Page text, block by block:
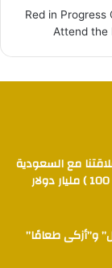
Red in
Attend the
مع السعودية
و”أزكى طعامًا”